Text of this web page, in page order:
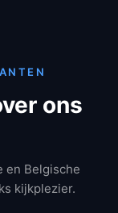
ons
en Belgische
kijkplezier.